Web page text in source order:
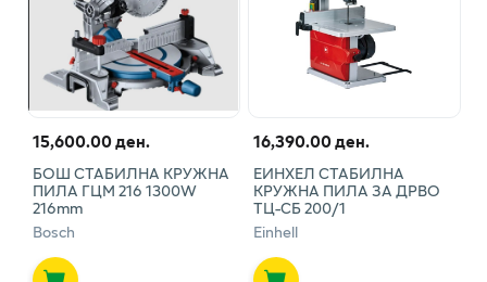
15,600.00 ден.
БОШ СТАБИЛНА КРУЖНА
ПИЛА ГЦМ 216 1300W
216mm
Bosch
16,390.00 ден.
ЕИНХЕЛ СТАБИЛНА
КРУЖНА ПИЛА ЗА ДРВО
ТЦ-СБ 200/1
Einhell